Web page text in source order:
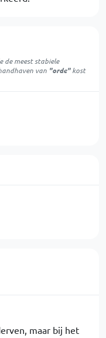
de meest stabiele
van "orde"kost
maar bij het